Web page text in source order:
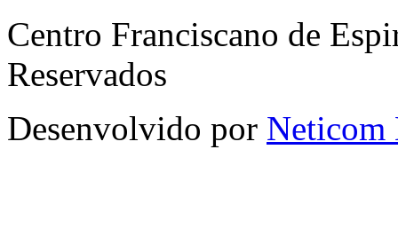
Centro Franciscano de
Reservados
Desenvolvido por Neticom